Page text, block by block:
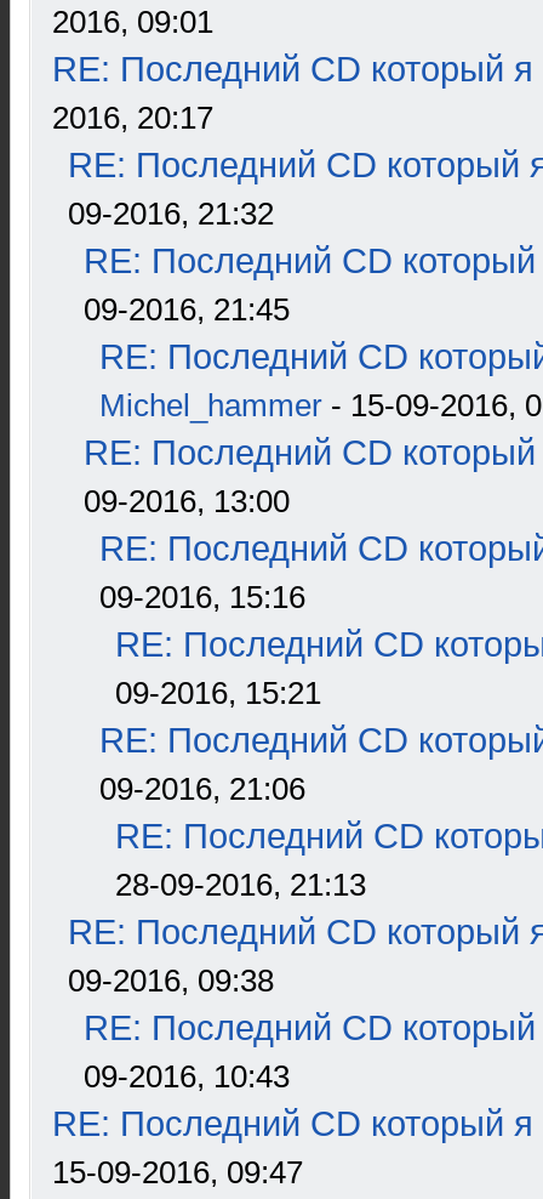
2016, 09:01
RE: Последний CD который я
2016, 20:17
RE: Последний CD который
09-2016, 21:32
RE: Последний CD который
09-2016, 21:45
RE: Последний CD
Michel_hammer - 15-09-2016,
RE: Последний CD который
09-2016, 13:00
RE: Последний CD
09-2016, 15:16
RE: Последний CD
09-2016, 15:21
RE: Последний CD
09-2016, 21:06
RE: Последний CD
28-09-2016, 21:13
RE: Последний CD который
09-2016, 09:38
RE: Последний CD который
09-2016, 10:43
RE: Последний CD который я
15-09-2016, 09:47